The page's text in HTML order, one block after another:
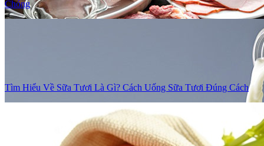
Chóng
Tìm Hiểu Về Sữa Tươi Là Gì? Cách Uống Sữa Tươi Đúng Cách